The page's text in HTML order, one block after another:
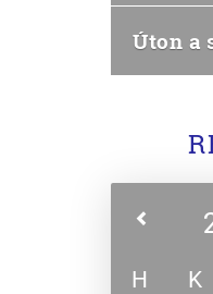
Úton a
H K